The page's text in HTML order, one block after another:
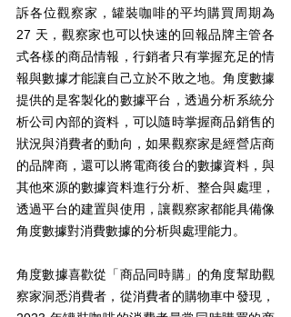
訴各位觀察家，罐裝咖啡的平均購買周期為
27 天，觀察家也可以快速的回報品牌主管各
式各樣的商品情報，行銷者只有掌握充足的情
報與數據才能讓自己立於不敗之地。角度數據
提供的是客製化的數據平台，透過分析系統分
析公司內部的資料，可以隨時掌握商品銷售的
狀況與消費者的動向，如果觀察家是經營店商
的品牌商，還可以將電商後台的數據資料，與
其他來源的數據資料進行分析、整合與處理，
透過平台的建置與使用，讓觀察家都能具備像
角度數據對消費數據的分析與處理能力。
角度數據喜歡從「商品同時購」的角度幫助觀
察家洞悉消費者，從消費者的購物車中發現，